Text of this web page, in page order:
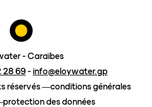
un devis
- Caraïbes
28 69-info@eloywater.gp
réservés
conditions générales
protection des données